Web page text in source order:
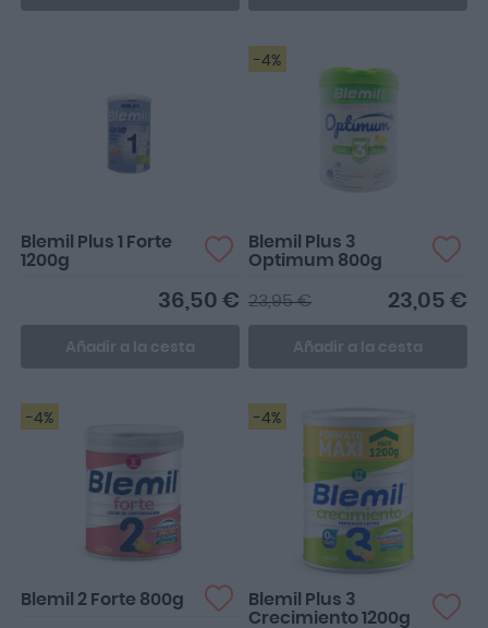
Blemil Plus 1 Forte
1200g
36,50 €
Añadir a la cesta
-4%
Blemil Plus 3
Optimum 800g
23,05 €
23,95 €
Añadir a la cesta
-4%
Blemil 2 Forte 800g
-4%
Blemil Plus 3
Crecimiento 1200g